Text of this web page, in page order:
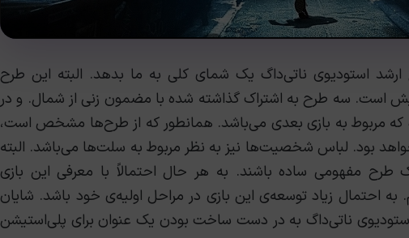
ارشد استودیوی ناتی‌داگ یک شمای کلی به ما بدهد. البته این طرح
است. سه طرح به اشتراک گذاشته شده با مضمون زنی از شمال. و در
مربوط به بازی بعدی می‌باشد. همانطور که از طرح‌ها مشخص است،
بود. لباس شخصیت‌ها نیز به نظر مربوط به سلت‌ها می‌باشد. البته
مفهومی ساده باشند. به هر حال احتمالاً با معرفی این بازی
به احتمال زیاد توسعه‌ی این بازی در مراحل اولیه‌ی خود باشد. شایان
ناتی‌داگ به در دست ساخت بودن یک عنوان برای پلی‌استیشن